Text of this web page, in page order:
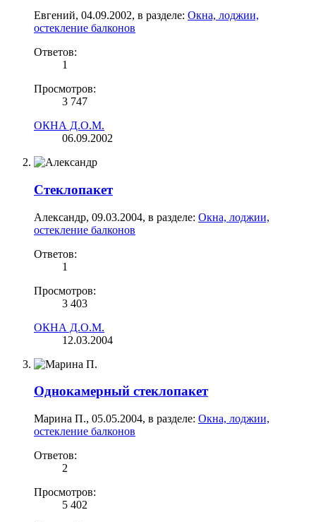
Евгений, 04.09.2002, в разделе: Окна, лоджии,
остекление балконов
Ответов:
1
Просмотров:
3 747
ОКНА Д.О.М.
06.09.2002
Стеклопакет
Александр, 09.03.2004, в разделе: Окна, лоджии,
остекление балконов
Ответов:
1
Просмотров:
3 403
ОКНА Д.О.М.
12.03.2004
Однокамерный стеклопакет
Марина П., 05.05.2004, в разделе: Окна, лоджии,
остекление балконов
Ответов:
2
Просмотров:
5 402